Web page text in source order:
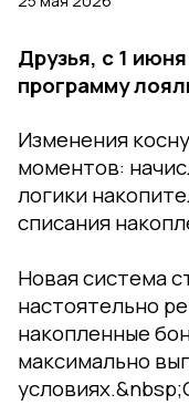
Друзья, с 1
программу
Изменения
моментов:
логики
списания
Новая система
настоятельно
накопленные
максимально
условиях.&nbsp;